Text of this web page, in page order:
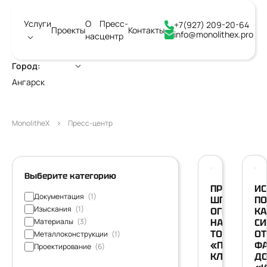
Город:
Ангарск
Услуги
Проекты
О
нас
Пресс-
центр
Контакты
+7(927) 209-20-64
info@monolithex.pro
MonolitheX Пресс-центр
Выберите категорию
Документация (1)
Изыскания (1)
Материалы (3)
Металлоконструкции (1)
Проектирование (6)
НАДЕЖНО,
ТОЧНО,
«ПОД
КЛЮЧ»
ОТ